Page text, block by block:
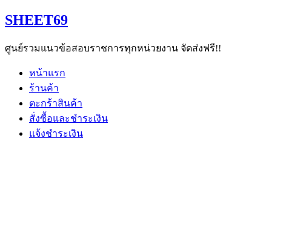
Skip
to
SHEET69
ศูนย์รวมแนวข้อสอบราชการทุกหน่วยงาน จัดส่งฟรี!!
หน้าแรก
ร้านค้า
ตะกร้าสินค้า
สั่งซื้อและชำระเงิน
แจ้งชำระเงิน